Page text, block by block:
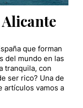
que forman
del mundo en las
tranquila, con
ser rico? Una de
artículos vamos a